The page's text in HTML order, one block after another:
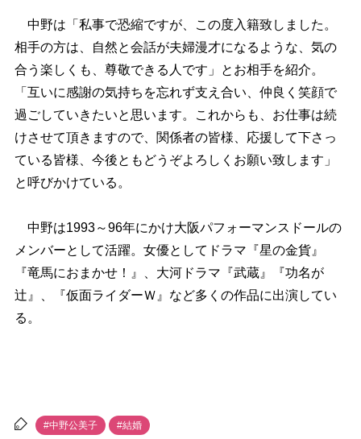
中野は「私事で恐縮ですが、この度入籍致しました。
相手の方は、自然と会話が夫婦漫才になるような、気の
合う楽しくも、尊敬できる人です」とお相手を紹介。
「互いに感謝の気持ちを忘れず支え合い、仲良く笑顔で
過ごしていきたいと思います。これからも、お仕事は続
けさせて頂きますので、関係者の皆様、応援して下さっ
ている皆様、今後ともどうぞよろしくお願い致します」
と呼びかけている。
中野は1993～96年にかけ大阪パフォーマンスドールの
メンバーとして活躍。女優としてドラマ『星の金貨』
『竜馬におまかせ！』、大河ドラマ『武蔵』『功名が
辻』、『仮面ライダーＷ』など多くの作品に出演してい
る。
#中野公美子 #結婚